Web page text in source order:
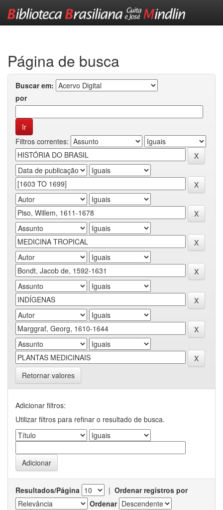
Página de busca
Buscar em:
por
Filtros correntes:
Retornar valores
Adicionar filtros:
Utilizar filtros para refinar o resultado de busca.
Resultados/Página | Ordenar registros por
Ordenar